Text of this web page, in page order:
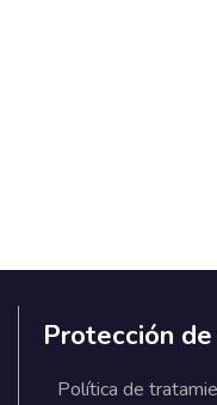
Protección
Política de